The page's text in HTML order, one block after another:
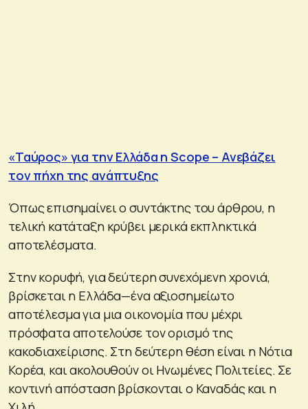
«Ταύρος» για την Ελλάδα η Scope – Ανεβάζει
τον πήχη της ανάπτυξης
Όπως επισημαίνει ο συντάκτης του άρθρου, η
τελική κατάταξη κρύβει μερικά εκπληκτικά
αποτελέσματα.
Στην κορυφή, για δεύτερη συνεχόμενη χρονιά,
βρίσκεται η Ελλάδα—ένα αξιοσημείωτο
αποτέλεσμα για μια οικονομία που μέχρι
πρόσφατα αποτελούσε τον ορισμό της
κακοδιαχείρισης. Στη δεύτερη θέση είναι η Νότια
Κορέα, και ακολουθούν οι Ηνωμένες Πολιτείες. Σε
κοντινή απόσταση βρίσκονται ο Καναδάς και η